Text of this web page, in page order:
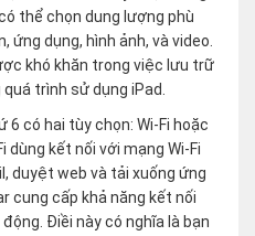
thể chọn dung lượng phù
ứng dụng, hình ảnh, và video.
khó khăn trong việc lưu trữ
trình sử dụng iPad.
có hai tùy chọn: Wi-Fi hoặc
dùng kết nối với mạng Wi-Fi
duyệt web và tải xuống ứng
cung cấp khả năng kết nối
Điềi này có nghĩa là bạn